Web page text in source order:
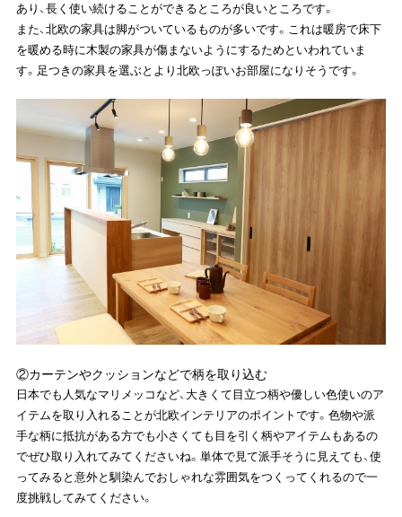
あり、長く使い続けることができるところが良いところです。
また、北欧の家具は脚がついているものが多いです。これは暖房で床下
を暖める時に木製の家具が傷まないようにするためといわれていま
す。足つきの家具を選ぶとより北欧っぽいお部屋になりそうです。
②カーテンやクッションなどで柄を取り込む
日本でも人気なマリメッコなど、大きくて目立つ柄や優しい色使いのア
イテムを取り入れることが北欧インテリアのポイントです。色物や派
手な柄に抵抗がある方でも小さくても目を引く柄やアイテムもあるの
でぜひ取り入れてみてくださいね。単体で見て派手そうに見えても、使
ってみると意外と馴染んでおしゃれな雰囲気をつくってくれるので一
度挑戦してみてください。